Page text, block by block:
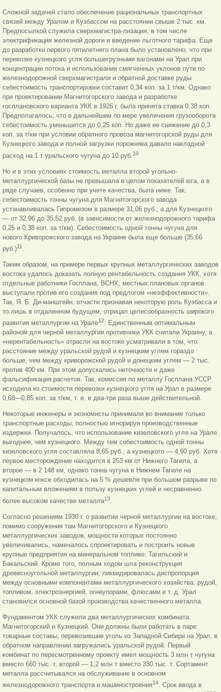
Сложной задачей стало обеспечение рациональных транспортных
связей между Уралом и Кузбассом на расстоянии свыше 2 тыс. км.
Предпосылкой служила сверхмагистра-лизация, в том числе
электрификация железной дороги и введение льготного тарифа. Еще
до разработки первого пятилетнего плана было установлено, что при
перевозке кузнецкого угля большегрузными вагонами на Урал при
концентрации потока и использовании смягченных уклонов пути по
железнодорожной сверхмагистрали и обратной доставке руды
себестоимость транспортировки составит 0,34 коп. за 1 т/км. Однако
при проектировании Магнитогорского завода и разработке
госплановского варианта УКК в 1926 г. была принята ставка 0,38 коп.
Предполагалось, что в дальнейшем по мере увеличения грузооборота
себестоимость уменьшится до 0,25 коп. Но даже ее снижение до 0,3
коп. за т/км при условии обратного провоза магнитогорской руды для
Кузнецкого завода и полной загрузки порожняка давало накладной
расход на 1 т уральского чугуна до 10 руб. 10
Но и в этих условиях стоимость металла второй угольно-
металлургической базы не превышала в целом показателей юга, а в
ряде случаев, особенно при учете качества, была ниже. Так,
себестоимость тонны чугуна для Магнитогорского завода
устанавливалась Гипромезом в размере 31,06 руб., а для Кузнецкого
— от 32,96 до 35,52 руб. (в зависимости от железнодорожного тарифа
0,25 и 0,38 коп. за т/км). Себестоимость одной тонны чугуна для
нового Криворожского завода на Украине была еще больше (35,66
руб.)11 .
Таким образом, на примере первых крупных металлургических заводов
востока удалось доказать полную рентабельность создания УКК, хотя
отдельные работники Госплана, ВСНХ, местных плановых органов
выступали против его создания под предлогом «неэффективности».
Так, Я. Б. Ди-манштейн, отчасти признавая некоторую роль Кузбасса и
то лишь в отдаленном будущем, отрицал целесообразность широкого
развития металлургии на Урале12. Единственным оптимальным
районом для черной металлургии противники УКК считали Украину, а
«нерентабельность» отрасли на востоке усматривали в том, что
расстояние между уральской рудой и кузнецким углем гораздо
больше, чем между криворожской рудой и донецким углем — 2 тыс.
против 400 км. При этом допускались неточности и даже
фальсификация расчетов. Так, комиссия по металлу Госплана УССР
исходила из стоимости перевозки кузнецкого угля на Урал в размере
0,68—0,85 коп. за т/км, т. е. в два-три раза выше действительной.
Некоторые инженеры и экономисты принимали во внимание только
транспортные расходы, полностью игнорируя производственные
издержки. Получалось, что использование кизеловского угля на Урале
выгоднее, чем кузнецкого. Между тем себестоимость одной тонны
кизеловского угля составляла 8,65 руб., а кузнецкого — 4,90 руб. Хотя
первое месторождение находится в 253 км от Нижнего Тагила, а
второе — в 2 148 км, однако тонна чугуна в Нижнем Тагиле на
кузнецком коксе обходилась на 5 % дешевле при большом разрыве по
капитальным вложениям в пользу кузнецких углей и несравненно
более высоком качестве металла13
Согласно решениям 1930 г. о развитии черной металлургии на востоке,
помимо сооружения там Магнитогорского и Кузнецкого
металлургических заводов, мощности которых постоянно
увеличивались, намечалось спроектировать и построить новые
крупные предприятия на минеральном топливе: Тагильский и
Бакальский. Кроме того, полным ходом шла реконструкция
древесноугольной металлургии, ликвидировалась диспропорция
между основными компонентами металлургического хозяйства: рудой,
топливом, электроэнергией, огнеупорами, флюсами и т. д. Урал
становился основной базой производства качественного металла.
Фундаментом УКК служили два металлургических комбината:
Магнитогорский и Кузнецкий. Они должны были работать в паре:
товарные составы, перевозившие уголь из Западной Сибири на Урал, в
обратном направлении загружались уральской рудой. Первый
комбинат по пересмотренному проекту имел мощность 3 млн т чугуна
вместо 660 тыс. т, второй — 1,2 млн т вместо 330 тыс. т. Сортамент
металла рассчитывался на обслуживание в основном
железнодорожного транспорта и машиностроения14
. Срок ввода в